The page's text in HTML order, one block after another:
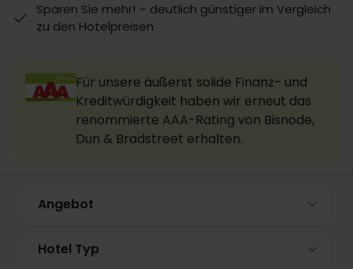
Sparen Sie mehr! – deutlich günstiger im Vergleich
zu den Hotelpreisen
Für unsere äußerst solide Finanz- und
Kreditwürdigkeit haben wir erneut das
renommierte AAA-Rating von Bisnode,
Dun & Bradstreet erhalten.
Angebot
Hotel Typ